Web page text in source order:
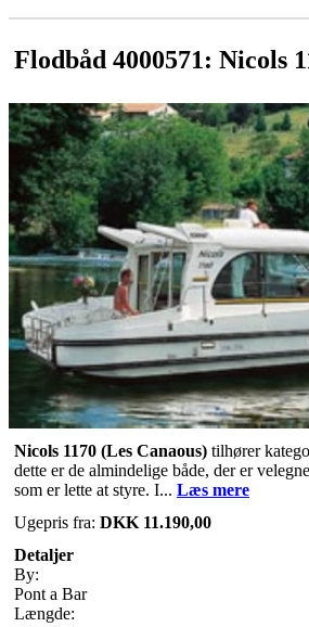
Flodbåd 4000571: Nicols
Nicols 1170 (Les Canaous) tilhører
dette er de almindelige både, der er
som er lette at styre. I... Læs mere
Ugepris fra: DKK 11.190,00
Detaljer
By:
Pont a Bar
Længde: